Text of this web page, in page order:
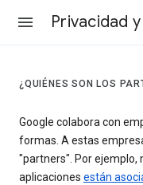
Privacidad
¿QUIÉNES SON LOS
Google colabora con
formas. A estas
"partners". Por ejemplo,
aplicaciones están